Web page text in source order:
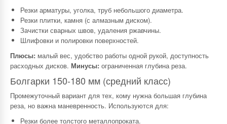
Резки арматуры, уголка, труб небольшого диаметра.
Резки плитки, камня (с алмазным диском).
Зачистки сварных швов, удаления ржавчины.
Шлифовки и полировки поверхностей.
Плюсы: малый вес, удобство работы одной рукой, доступность
расходных дисков. Минусы: ограниченная глубина реза.
Болгарки 150-180 мм (средний класс)
Промежуточный вариант для тех, кому нужна большая глубина
реза, но важна маневренность. Используются для:
Резки более толстого металлопроката.